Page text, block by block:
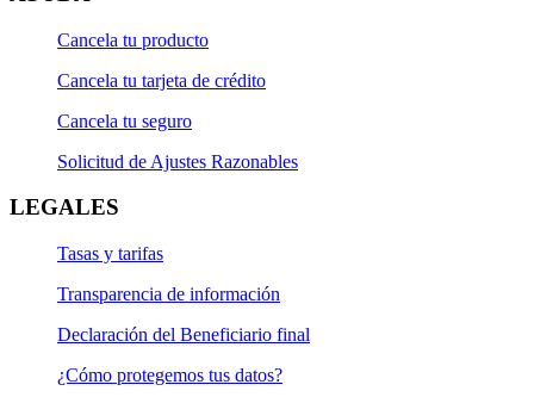
Cancela tu producto
Cancela tu tarjeta de crédito
Cancela tu seguro
Solicitud de Ajustes Razonables
LEGALES
Tasas y tarifas
Transparencia de información
Declaración del Beneficiario final
¿Cómo protegemos tus datos?